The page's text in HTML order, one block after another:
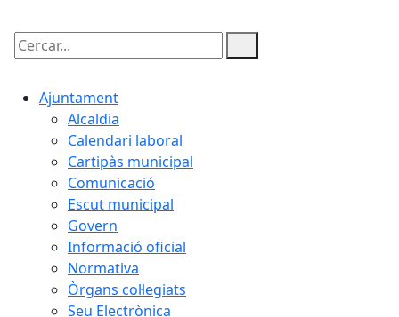
Cercar:
Ajuntament
Alcaldia
Calendari laboral
Cartipàs municipal
Comunicació
Escut municipal
Govern
Informació oficial
Normativa
Òrgans col·legiats
Seu Electrònica